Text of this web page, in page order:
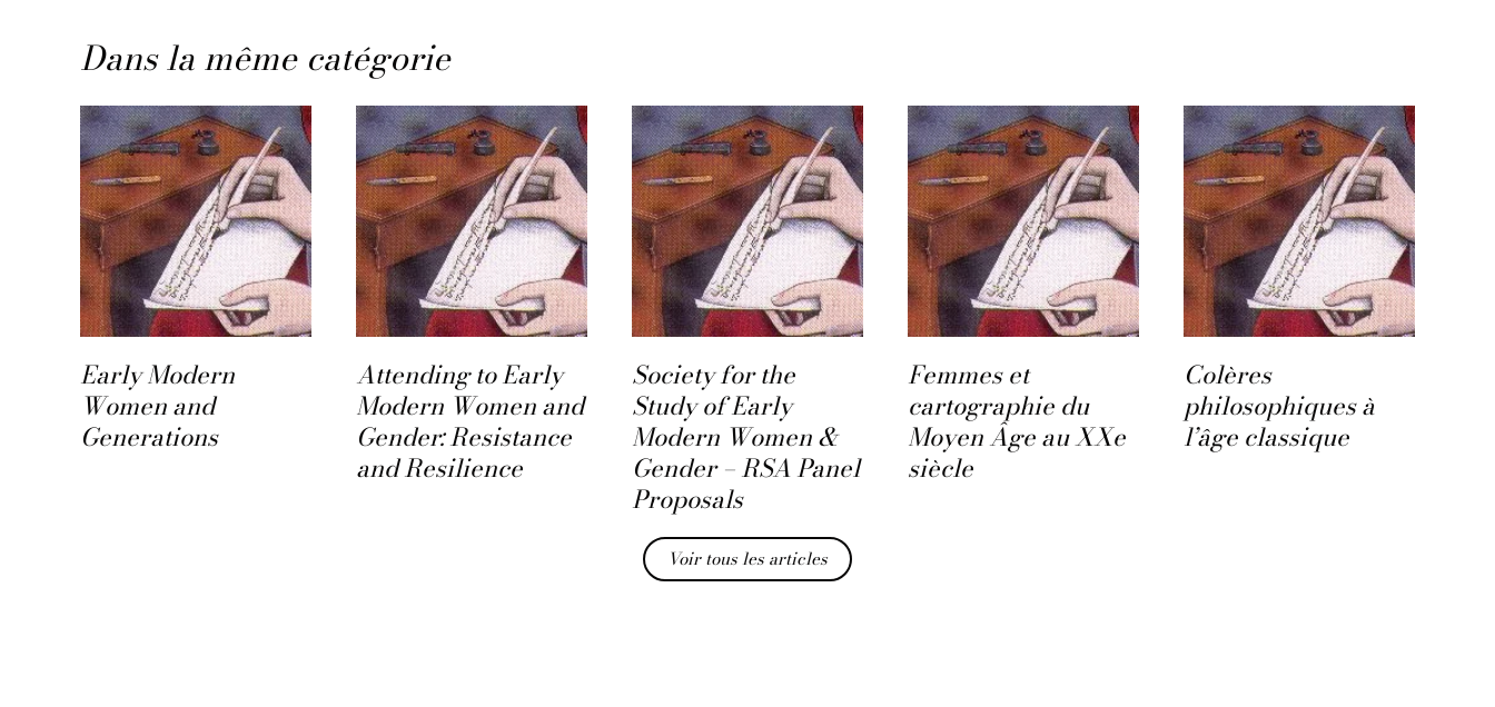
Dans la même catégorie
Early Modern
Women and
Generations
Attending to Early
Modern Women and
Gender: Resistance
and Resilience
Society for the
Study of Early
Modern Women &
Gender – RSA Panel
Proposals
Femmes et
cartographie du
Moyen Âge au XXe
siècle
Colères
philosophiques à
l’âge classique
Voir tous les articles